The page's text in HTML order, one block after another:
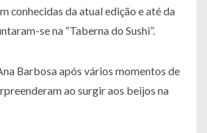
conhecidas da atual edição e até da
se na “Taberna do Sushi”.
Barbosa após vários momentos de
ao surgir aos beijos na